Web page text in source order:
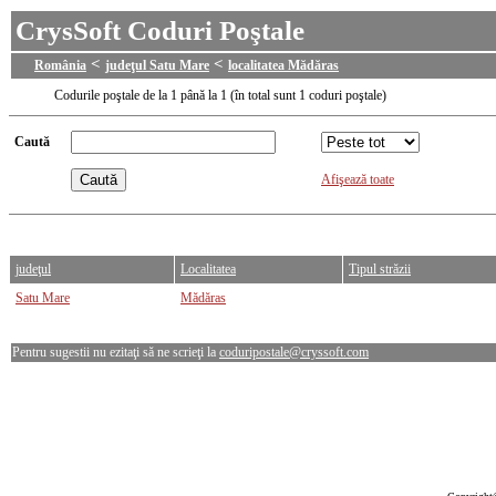
CrysSoft Coduri Poştale
România < judeţul Satu Mare < localitatea Mădăras
Codurile poştale de la 1 până la 1 (în total sunt 1 coduri poştale)
Caută
Afişează toate
judeţul Localitatea
Tipul străzii
Satu Mare
Mădăras
Pentru sugestii nu ezitaţi să ne scrieţi la coduripostale@cryssoft.com